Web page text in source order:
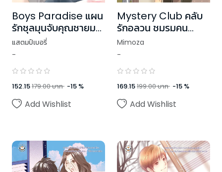
Boys Paradise แผน
รักชุลมุนจับคุณชายมา
ให้ฟิน ชุด Ugly
Duckling
แสตมป์เบอรี่
-
152.15179.00บาท -15 %
Add Wishlist
Mystery Club คลับ
รักอลวน ชมรมคน
อลเวง ชุด Ugly
Duckling
Mimoza
-
169.15199.00บาท -15 %
Add Wishlist